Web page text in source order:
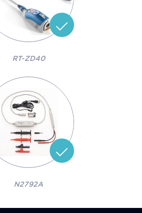
RT-ZD40
N2792A